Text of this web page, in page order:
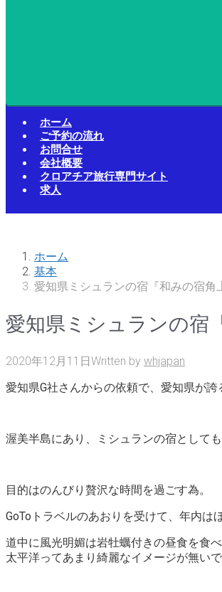
ホーム
ご予約の流れ
お問合せ
会社概要
クロアチア旅行専門サイト
求人
ホーム
基本
愛知県ミシュランの宿『和みの宿角
愛知県ミシュランの宿
2020年12月11日 Written by whjapan
愛知県G社さんからの依頼で、愛知県が
渥美半島にあり、ミシュランの宿としても
目的はのんびり贅沢な時間を過ごす為。
GoToトラベルのあおりを受けて、年内は
道中に風光明媚は岩牡蠣付きの昼食を食
太平洋ってあまり綺麗なイメージが無い